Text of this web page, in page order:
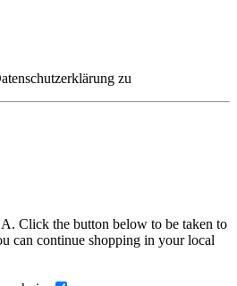
zu
Click the button below to be taken to
can continue shopping in your local